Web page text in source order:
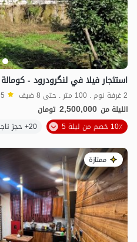
استئجار فيلا في لنگرودرود - كومالة
2 غرفة نوم . 100 متر . حتى 8 ضيف 5
الليلة من 2,500,000 تومان
10٪ خصم من ليلة 5
20+ حجز ناجح
ممتازة